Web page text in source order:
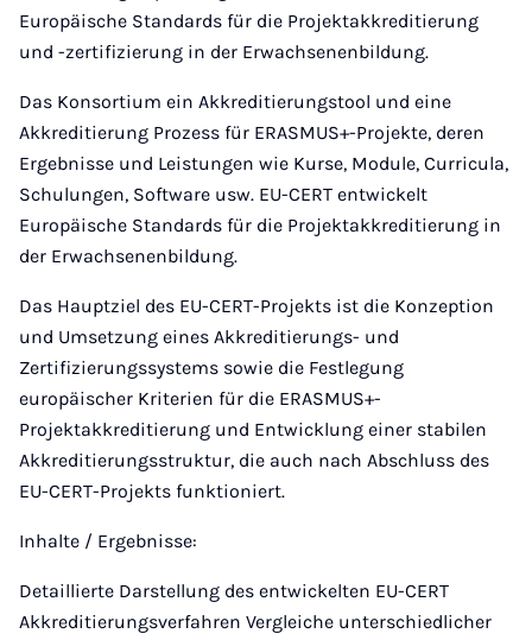
Europäische Standards für die Projektakkreditierung
und -zertifizierung in der Erwachsenenbildung.
Das Konsortium ein Akkreditierungstool und eine
Akkreditierung Prozess für ERASMUS+-Projekte, deren
Ergebnisse und Leistungen wie Kurse, Module, Curricula,
Schulungen, Software usw. EU-CERT entwickelt
Europäische Standards für die Projektakkreditierung in
der Erwachsenenbildung.
Das Hauptziel des EU-CERT-Projekts ist die Konzeption
und Umsetzung eines Akkreditierungs- und
Zertifizierungssystems sowie die Festlegung
europäischer Kriterien für die ERASMUS+-
Projektakkreditierung und Entwicklung einer stabilen
Akkreditierungsstruktur, die auch nach Abschluss des
EU-CERT-Projekts funktioniert.
Inhalte / Ergebnisse:
Detaillierte Darstellung des entwickelten EU-CERT
Akkreditierungsverfahren Vergleiche unterschiedlicher